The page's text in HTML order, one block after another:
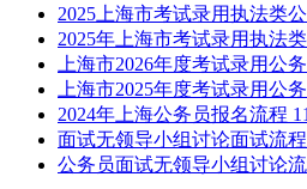
2025上海市考试录用执法类
2025年上海市考试录用执法
上海市2026年度考试录用公
上海市2025年度考试录用公
2024年上海公务员报名流程
面试无领导小组讨论面试流程
公务员面试无领导小组讨论